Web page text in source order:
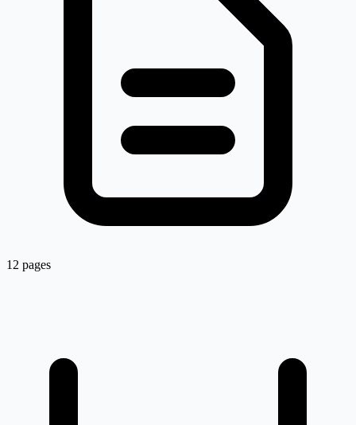
12 pages